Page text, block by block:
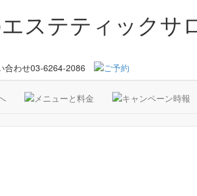
ステティックサ